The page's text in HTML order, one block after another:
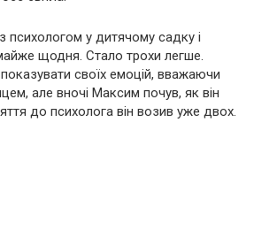
у дитячому садку і
щодня. Стало трохи легше.
своїх емоцій, вважаючи
але вночі Максим почув, як він
до психолога він возив уже двох.